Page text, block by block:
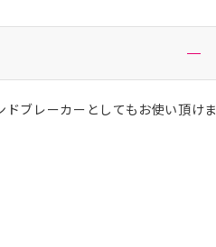
ブレーカーとしてもお使い頂けま